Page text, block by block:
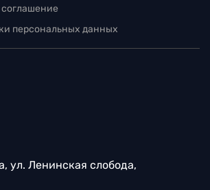
соглашение
персональных данных
ул. Ленинская слобода,